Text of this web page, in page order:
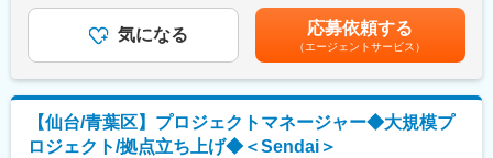
・長くお付き合いのある顧客に対して、関係維持しながら既存案
件の契約更新や追加対応、および新規案件の提案を行い、業務の
幅を広げて頂くような営業活動を行っていただきます。
したチームでの参画の為、社内とほとんど変わらない環境で仕事
が行えます。
・直近10名程度の体制、2026年度には20名程度の体制になるよう
■キャリアパス：
デジタルインテグレーション本部（社員600名＋協力会社社員450
名）配下の部門に配属となります。
給与補足＞※給与詳細は経験・能力・前職給与等を踏まえて決定■
昇給：年1回【年収例】・技術者平均年齢：28歳・主任 係長：年
収700～800万円／経験6年～／27歳～（年俸制）・課長クラス：
年収750～850万円／経験6年～／28歳～（年俸制）賃金はあくま
でも目安の金額であり、選考を通じて上下する可能性がありま
す。月給(月額)は固定手当を含めた表記です。
気になる 応募依頼する
（エージェントサービス）
【仙台/青葉区】プロジェクトマネージャー◆大規模プ
ロジェクト/拠点立ち上げ◆＜Sendai＞